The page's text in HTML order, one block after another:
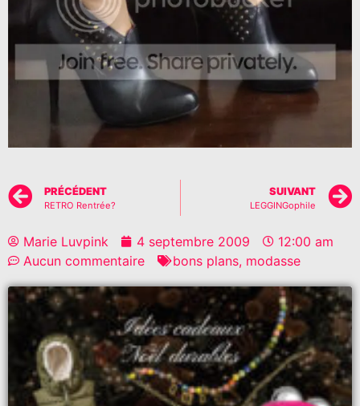
PRÉCÉDENT
RETRO Rentrée?
SUIVANT
LEGGINGophile
Marie Luvpink 4 septembre 2009
12:00 am
Aucun commentaire
bons plans, modasse